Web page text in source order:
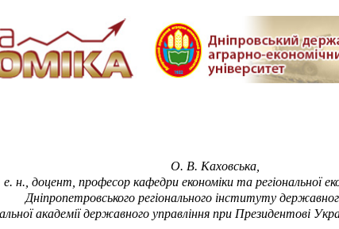
О. В. Каховська,
е. н., доцент, професор кафедри економіки та регіональної
Дніпропетровського регіонального інституту
академії державного управління при Президентові